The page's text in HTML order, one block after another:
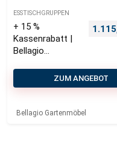
ESSTISCHGRUPPEN
+ 15 %
Kassenrabatt |
Bellagio
rio 220 cm
Gartenmöbel-
ZUM ANGEBOT
Bellagio Gartenmöbel